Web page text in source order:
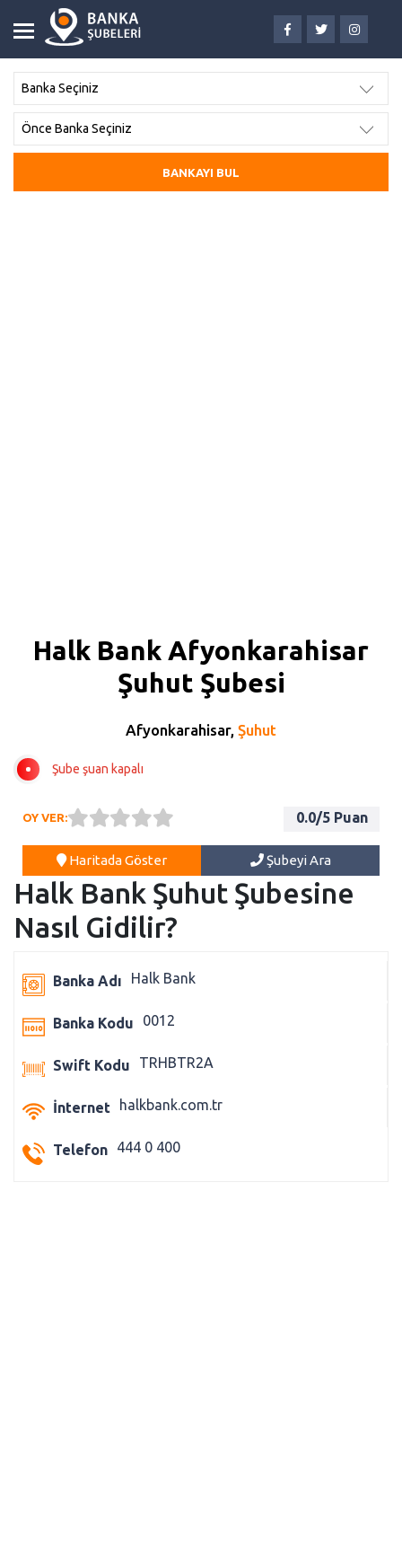
Halk Bank Afyonkarahisar
Şuhut Şubesi
Afyonkarahisar, Şuhut
Şube şuan kapalı
OY VER: 0.0/5 Puan
Haritada Göster Şubeyi Ara
Halk Bank Şuhut Şubesine
Nasıl Gidilir?
Banka Adı Halk Bank
Banka Kodu 0012
Swift Kodu TRHBTR2A
İnternet halkbank.com.tr
Telefon 444 0 400